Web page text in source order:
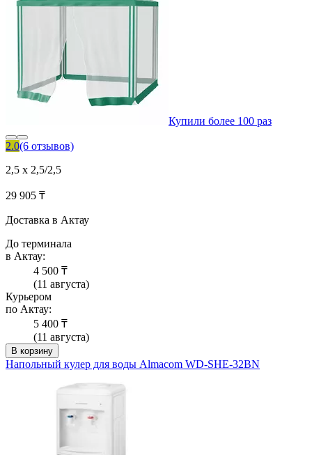
Купили более 100 раз
2.0(6 отзывов)
2,5 x 2,5/2,5
29 905 ₸
Доставка в Актау
До терминала
в Актау:
4 500 ₸
(11 августа)
Курьером
по Актау:
5 400 ₸
(11 августа)
В корзину
Напольный кулер для воды Almacom WD-SHE-32BN